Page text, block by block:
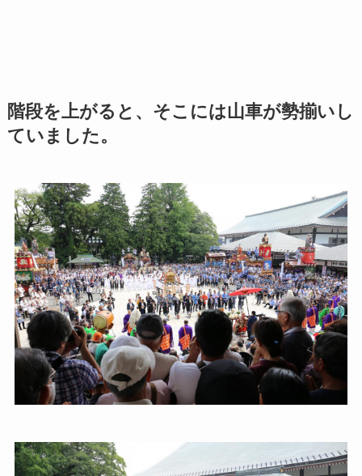
階段を上がると、そこには山車が勢揃いし
ていました。